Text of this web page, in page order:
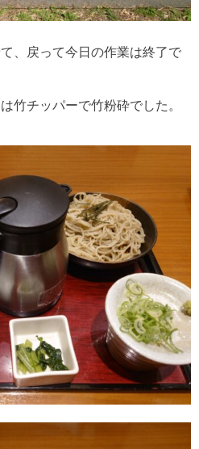
、戻って今日の作業は終了で
竹チッパーで竹粉砕でした。